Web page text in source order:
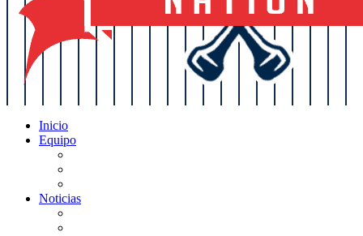
Inicio
Equipo
Noticias